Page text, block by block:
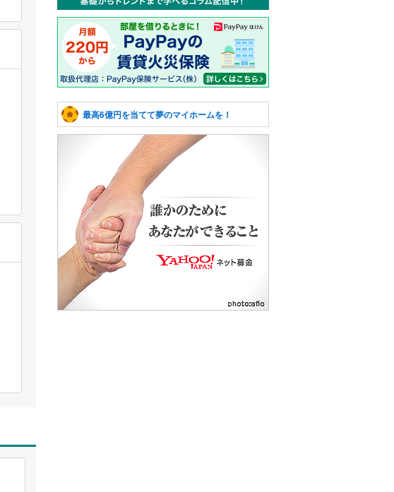
最高6億円を当てて夢のマイホームを！